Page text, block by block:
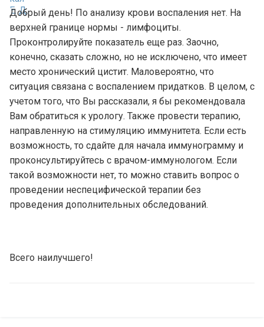
Добрый день! По анализу крови воспаления нет. На
верхней границе нормы - лимфоциты.
Проконтролируйте показатель еще раз. Заочно,
конечно, сказать сложно, но не исключено, что имеет
место хронический цистит. Маловероятно, что
ситуация связана с воспалением придатков. В целом, с
учетом того, что Вы рассказали, я бы рекомендовала
Вам обратиться к урологу. Также провести терапию,
направленную на стимуляцию иммунитета. Если есть
возможность, то сдайте для начала иммунограмму и
проконсультируйтесь с врачом-иммунологом. Если
такой возможности нет, то можно ставить вопрос о
проведении неспецифической терапии без
проведения дополнительных обследований.
Всего наилучшего!